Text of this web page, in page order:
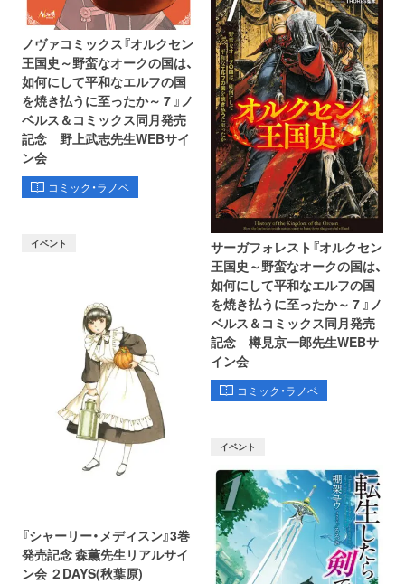
ノヴァコミックス『オルクセン
王国史～野蛮なオークの国は、
如何にして平和なエルフの国
を焼き払うに至ったか～ 7 』ノ
ベルス＆コミックス同月発売
記念 野上武志先生WEBサイ
ン会
コミック・ラノベ
サーガフォレスト『オルクセン
王国史～野蛮なオークの国は、
如何にして平和なエルフの国
を焼き払うに至ったか～ 7 』ノ
ベルス＆コミックス同月発売
記念 樽見京一郎先生WEBサ
イン会
コミック・ラノベ
イベント
『シャーリー・メディスン』3巻
発売記念 森薫先生リアルサイ
ン会 ２DAYS(秋葉原)
イベント